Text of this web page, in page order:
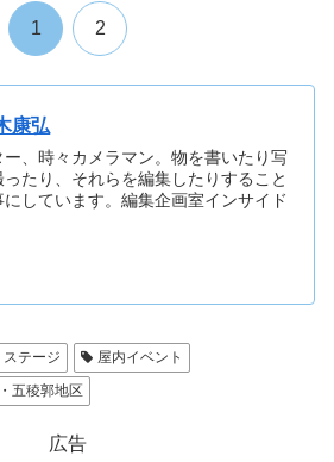
1 2
康弘
ー、時々カメラマン。物を書いたり写
ったり、それらを編集したりすること
にしています。編集企画室インサイド
ステージ
屋内イベント
五稜郭地区
広告